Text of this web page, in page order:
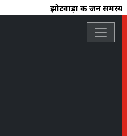
झोटवाड़ा की जन